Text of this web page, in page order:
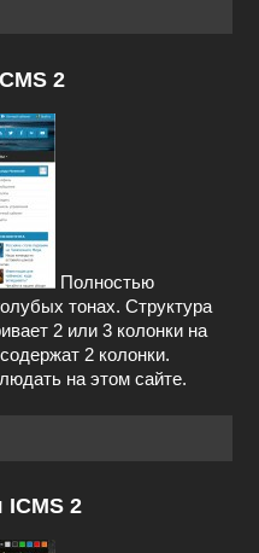
2
Полностью
тонах. Структура
2 или 3 колонки на
2 колонки.
на этом сайте.
2